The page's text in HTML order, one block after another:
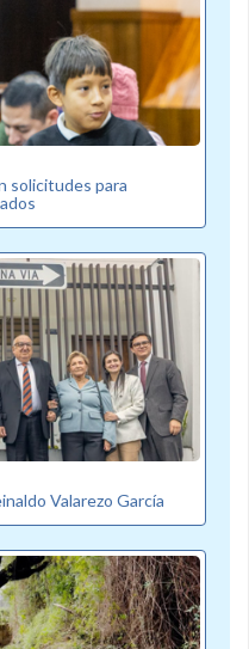
solicitudes para
Valarezo García